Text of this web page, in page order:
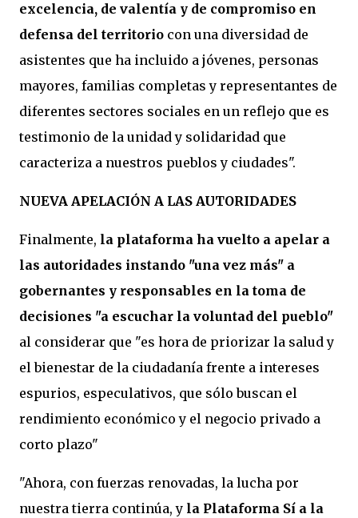
excelencia, de valentía y de compromiso en
defensa del territorio con una diversidad de
asistentes que ha incluido a jóvenes, personas
mayores, familias completas y representantes de
diferentes sectores sociales en un reflejo que es
testimonio de la unidad y solidaridad que
caracteriza a nuestros pueblos y ciudades".
NUEVA APELACIÓN A LAS AUTORIDADES
Finalmente, la plataforma ha vuelto a apelar a
las autoridades instando "una vez más" a
gobernantes y responsables en la toma de
decisiones "a escuchar la voluntad del pueblo"
al considerar que "es hora de priorizar la salud y
el bienestar de la ciudadanía frente a intereses
espurios, especulativos, que sólo buscan el
rendimiento económico y el negocio privado a
corto plazo"
"Ahora, con fuerzas renovadas, la lucha por
nuestra tierra continúa, y la Plataforma Sí a la